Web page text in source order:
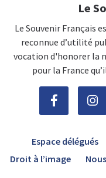
Le
Le Souvenir Français
reconnue d’utilité
vocation d'honorer la
pour la France
Espace délégués
Droit à l’image